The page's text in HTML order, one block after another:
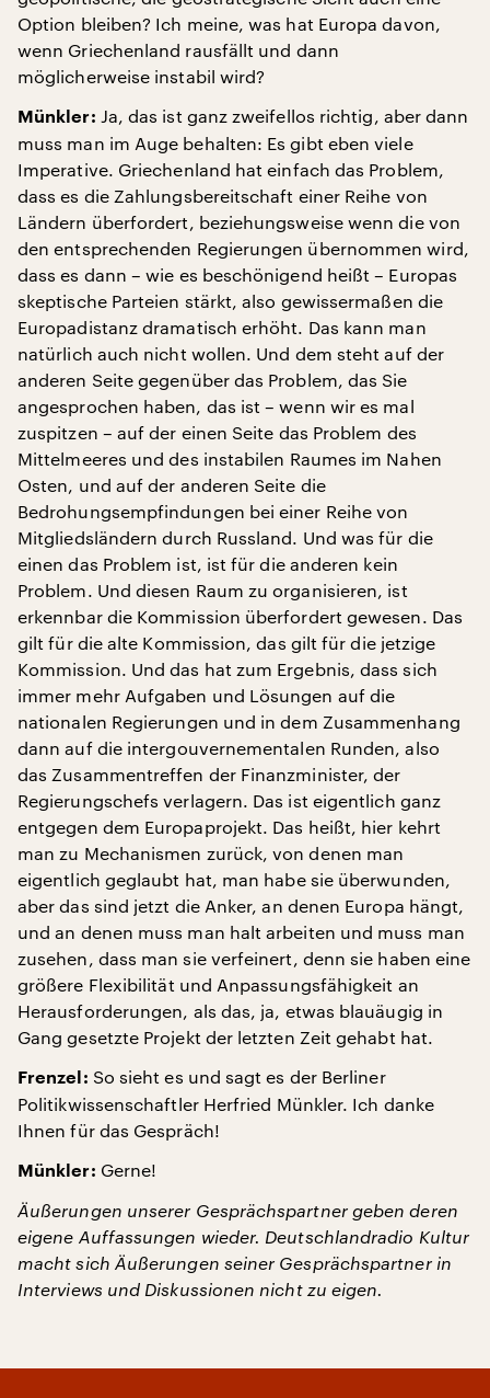
Option bleiben? Ich meine, was hat Europa davon,
wenn Griechenland rausfällt und dann
möglicherweise instabil wird?
Münkler: Ja, das ist ganz zweifellos richtig, aber dann
muss man im Auge behalten: Es gibt eben viele
Imperative. Griechenland hat einfach das Problem,
dass es die Zahlungsbereitschaft einer Reihe von
Ländern überfordert, beziehungsweise wenn die von
den entsprechenden Regierungen übernommen wird,
dass es dann – wie es beschönigend heißt – Europas
skeptische Parteien stärkt, also gewissermaßen die
Europadistanz dramatisch erhöht. Das kann man
natürlich auch nicht wollen. Und dem steht auf der
anderen Seite gegenüber das Problem, das Sie
angesprochen haben, das ist – wenn wir es mal
zuspitzen – auf der einen Seite das Problem des
Mittelmeeres und des instabilen Raumes im Nahen
Osten, und auf der anderen Seite die
Bedrohungsempfindungen bei einer Reihe von
Mitgliedsländern durch Russland. Und was für die
einen das Problem ist, ist für die anderen kein
Problem. Und diesen Raum zu organisieren, ist
erkennbar die Kommission überfordert gewesen. Das
gilt für die alte Kommission, das gilt für die jetzige
Kommission. Und das hat zum Ergebnis, dass sich
immer mehr Aufgaben und Lösungen auf die
nationalen Regierungen und in dem Zusammenhang
dann auf die intergouvernementalen Runden, also
das Zusammentreffen der Finanzminister, der
Regierungschefs verlagern. Das ist eigentlich ganz
entgegen dem Europaprojekt. Das heißt, hier kehrt
man zu Mechanismen zurück, von denen man
eigentlich geglaubt hat, man habe sie überwunden,
aber das sind jetzt die Anker, an denen Europa hängt,
und an denen muss man halt arbeiten und muss man
zusehen, dass man sie verfeinert, denn sie haben eine
größere Flexibilität und Anpassungsfähigkeit an
Herausforderungen, als das, ja, etwas blauäugig in
Gang gesetzte Projekt der letzten Zeit gehabt hat.
Frenzel: So sieht es und sagt es der Berliner
Politikwissenschaftler Herfried Münkler. Ich danke
Ihnen für das Gespräch!
Münkler: Gerne!
Äußerungen unserer Gesprächspartner geben deren
eigene Auffassungen wieder. Deutschlandradio Kultur
macht sich Äußerungen seiner Gesprächspartner in
Interviews und Diskussionen nicht zu eigen.